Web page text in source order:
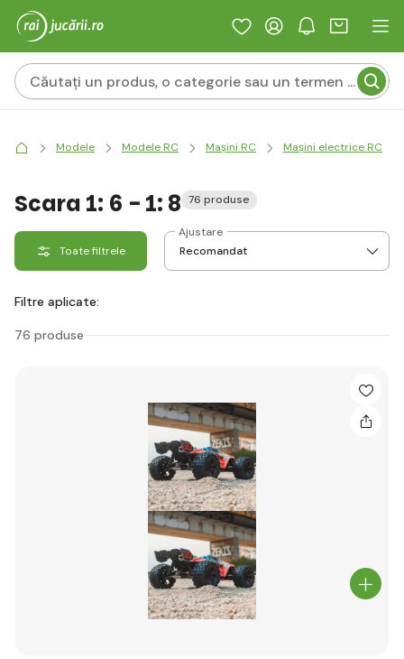
Modele Modele RC Mașini RC Mașini electrice RC
Scara 1: 6 - 1: 8 76 produse
Toate filtrele
Ajustare
Filtre aplicate:
76 produse